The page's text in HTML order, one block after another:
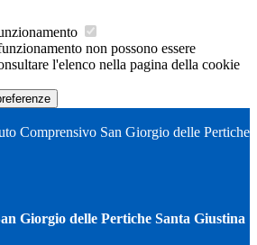
non possono essere
l'elenco nella pagina della cookie
Comprensivo San Giorgio delle Pertiche
Giorgio delle Pertiche Santa Giustina